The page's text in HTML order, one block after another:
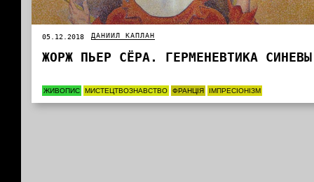
05.12.2018 ДАНИИЛ КАПЛАН
ЖОРЖ ПЬЕР СЁРА. ГЕРМЕНЕВТИКА СИНЕВЫ
ЖИВОПИС МИСТЕЦТВОЗНАВСТВО ФРАНЦІЯ ІМПРЕСІОНІЗМ